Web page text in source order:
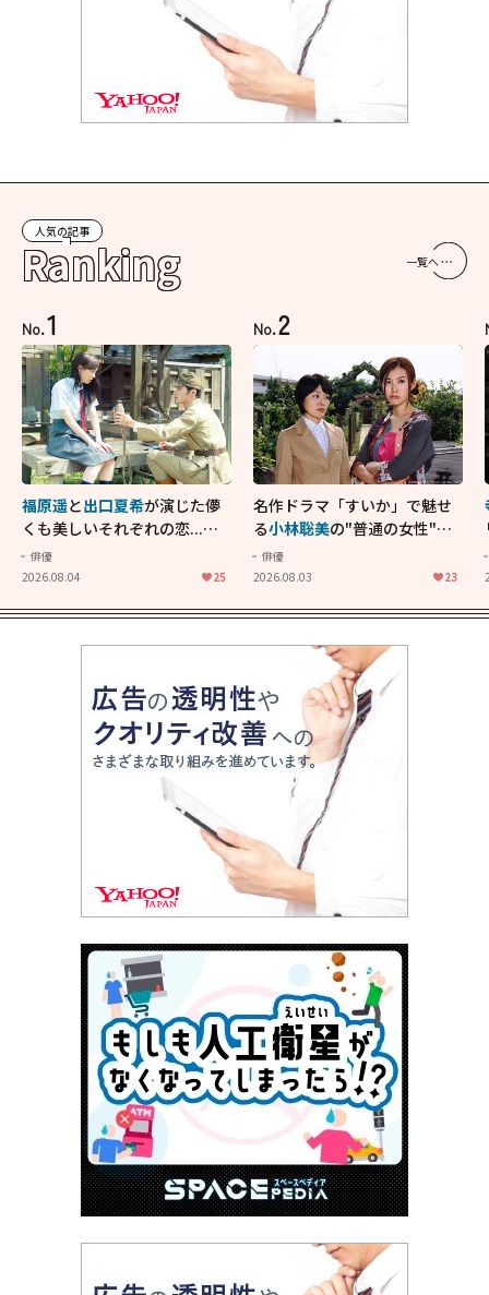
人気の記事
Ranking 一覧へ
No.1
福原遥と出口夏希が演じた儚
くも美しいそれぞれの恋...生
きることの尊さを教えてくれ
た映画「あの花が咲く丘で、
俳優
2026.08.04
25
No.2
名作ドラマ「すいか」で魅せ
る小林聡美の"普通の女性"が
大人に刺さる...映画「かもめ
食堂」にも通じる静かな芝居
俳優
2026.08.03
23